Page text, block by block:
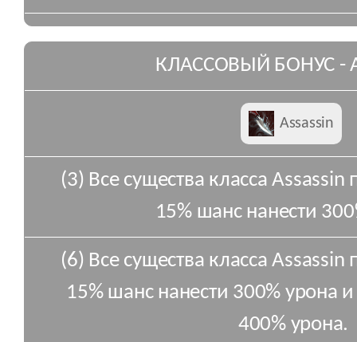
КЛАССОВЫЙ БОНУС -
Assassin
(3) Все существа класса Assassin
15% шанс нанести
(6) Все существа класса Assassin
15% шанс нанести 300% урона
400% урона.